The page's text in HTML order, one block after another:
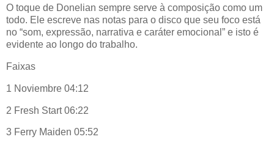
O toque de Donelian sempre serve à composição como um
todo. Ele escreve nas notas para o disco que seu foco está
no “som, expressão, narrativa e caráter emocional” e isto é
evidente ao longo do trabalho.
Faixas
1 Noviembre 04:12
2 Fresh Start 06:22
3 Ferry Maiden 05:52